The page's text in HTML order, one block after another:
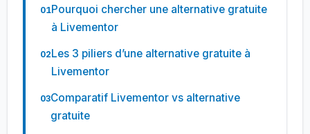
Pourquoi chercher une alternative gratuite
à Livementor
Les 3 piliers d’une alternative gratuite à
Livementor
Comparatif Livementor vs alternative
gratuite